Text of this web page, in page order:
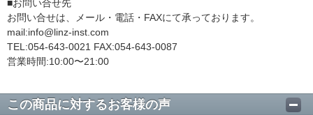
■お問い合せ先
お問い合せは、メール・電話・FAXにて承っております。
mail:info@linz-inst.com
TEL:054-643-0021 FAX:054-643-0087
営業時間:10:00〜21:00
この商品に対するお客様の声